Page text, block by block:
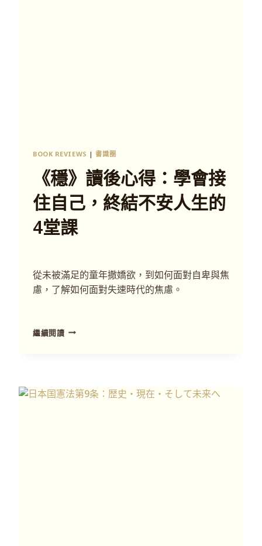
BOOK REVIEWS |書識圈
《穩》讀後心得：學會接
住自己，終結不安人生的
4堂課
從未被滿足的童年撒嬌欲，到如何面對自卑與焦
慮，了解如何面對失速時代的焦慮。
繼續閱讀